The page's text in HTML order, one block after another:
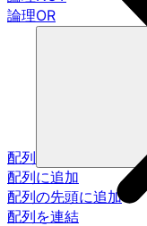
論理OR
配列
配列に追加
配列の先頭に追加
配列を連結